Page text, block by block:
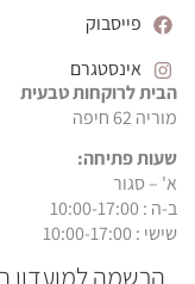
פייסבוק
אינסטגרם
הבית לרוקחות טבעית
מוריה 62 חיפה
שעות פתיחה:
א' – סגור
ב-ה : 10:00-17:00
שישי : 10:00-17:00
הרשמה למועדון